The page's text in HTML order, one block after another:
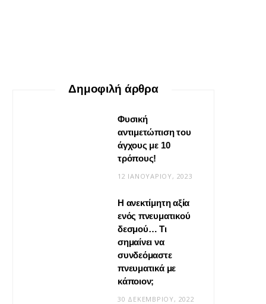
Βίντεο: Μεταμόρφωσε το
φουλάρι σου σε κιμονό
20 ΜΑΪ́ΟΥ, 2026
Δημοφιλή άρθρα
Φυσική
αντιμετώπιση του
άγχους με 10
τρόπους!
12 ΙΑΝΟΥΑΡΊΟΥ, 2023
Η ανεκτίμητη αξία
ενός πνευματικού
δεσμού… Τι
σημαίνει να
συνδεόμαστε
πνευματικά με
κάποιον;
30 ΔΕΚΕΜΒΡΊΟΥ, 2022